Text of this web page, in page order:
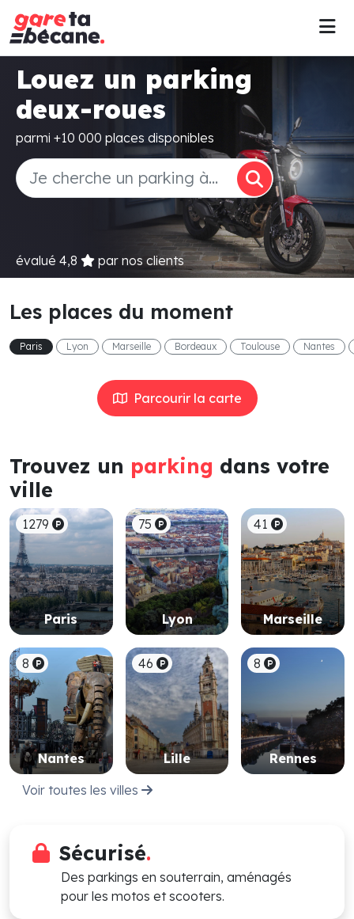
Louez un parking
deux-roues
parmi +10 000 places disponibles
évalué 4,8 par nos clients
Les places du moment
Paris Lyon Marseille Bordeaux Toulouse Nantes
Parcourir la carte
Trouvez un parking dans votre
ville
1279
Paris
75
Lyon
41
Marseille
8
Nantes
46
Lille
8
Rennes
Voir toutes les villes
Sécurisé.
Des parkings en souterrain, aménagés
pour les motos et scooters.